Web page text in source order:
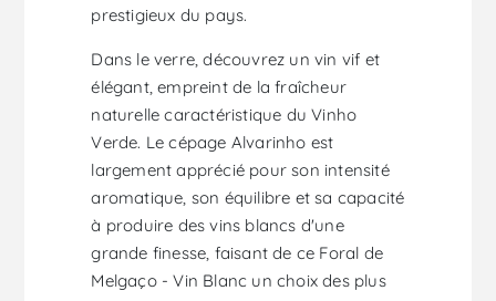
prestigieux du pays.
Dans le verre, découvrez un vin vif et
élégant, empreint de la fraîcheur
naturelle caractéristique du Vinho
Verde. Le cépage Alvarinho est
largement apprécié pour son intensité
aromatique, son équilibre et sa capacité
à produire des vins blancs d'une
grande finesse, faisant de ce Foral de
Melgaço - Vin Blanc un choix des plus